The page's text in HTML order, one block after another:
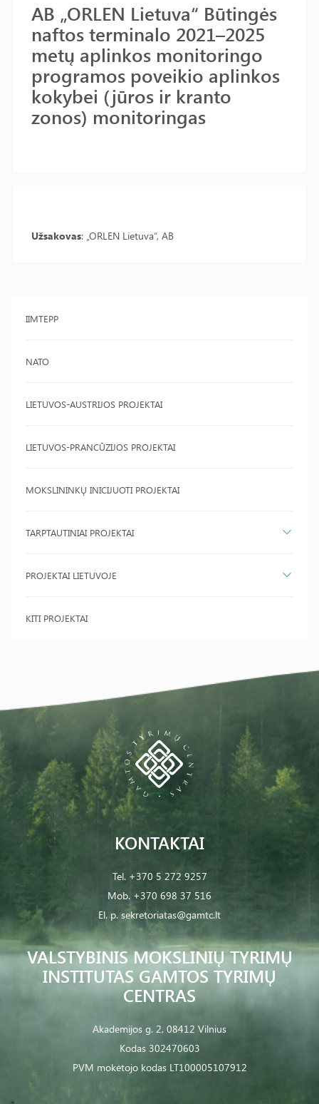
IIMTEPP
NATO
LIETUVOS-AUSTRIJOS PROJEKTAI
LIETUVOS-PRANCŪZIJOS PROJEKTAI
MOKSLININKŲ INICIJUOTI PROJEKTAI
TARPTAUTINIAI PROJEKTAI
PROJEKTAI LIETUVOJE
KITI PROJEKTAI
AB „ORLEN Lietuva“ Būtingės
naftos terminalo 2021–2025
metų aplinkos monitoringo
programos poveikio aplinkos
kokybei (jūros ir kranto
zonos) monitoringas
Užsakovas: „ORLEN Lietuva“, AB
VALSTYBINIS MOKSLINIŲ TYRIMŲ
INSTITUTAS GAMTOS TYRIMŲ
CENTRAS
Akademijos g. 2, 08412 Vilnius
Kodas 302470603
PVM mokėtojo kodas LT100005107912
KONTAKTAI
Tel. +370 5 272 9257
Mob. +370 698 37 516
El. p. sekretoriatas@gamtc.lt